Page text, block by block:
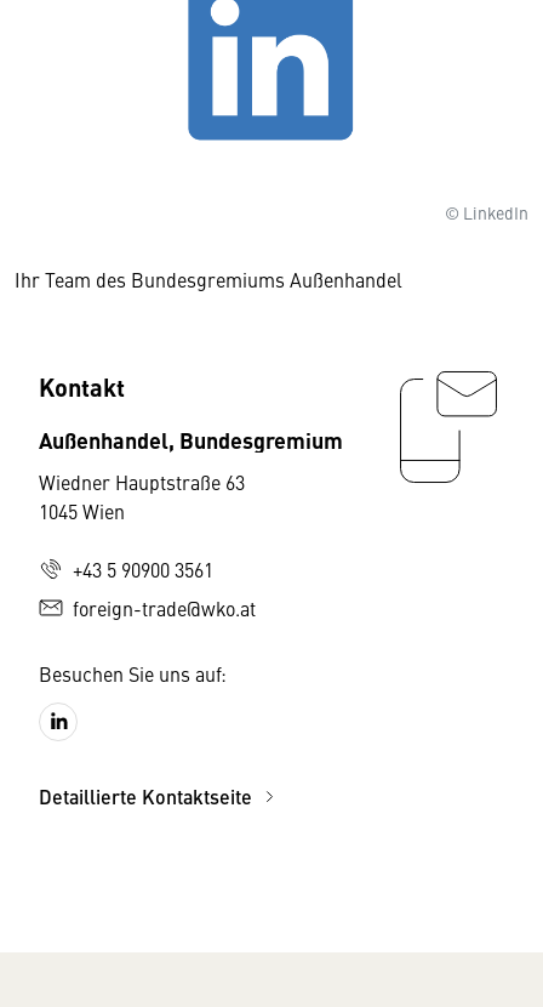
© LinkedIn
Ihr Team des Bundesgremiums Außenhandel
Kontakt
Außenhandel, Bundesgremium
Wiedner Hauptstraße 63
1045 Wien
+43 5 90900 3561
foreign-trade@wko.at
Besuchen Sie uns auf:
Detaillierte Kontaktseite